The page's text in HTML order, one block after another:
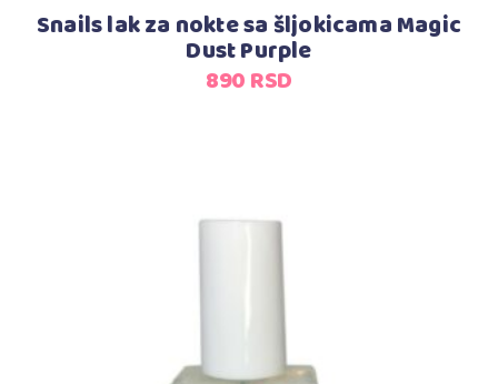
Snails lak za nokte sa šljokicama Magic
Dust Purple
890RSD
Dodaj u korpu